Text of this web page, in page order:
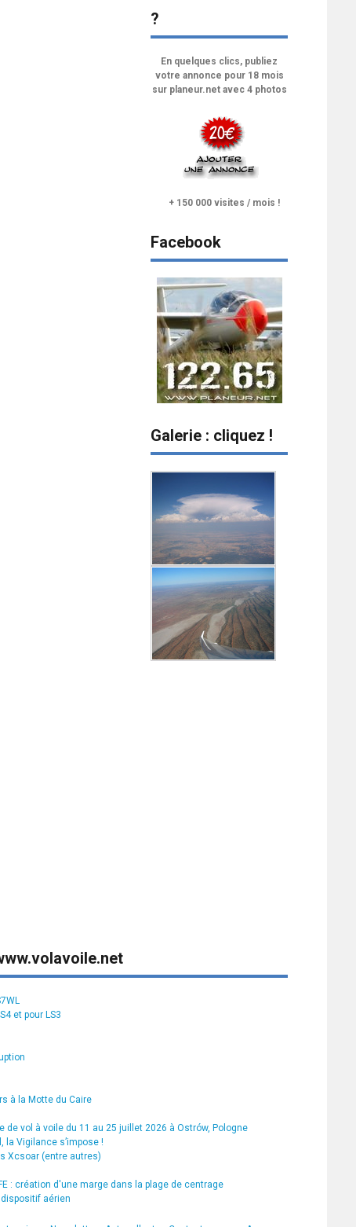
?
En quelques clics, publiez
votre annonce pour 18 mois
sur planeur.net avec 4 photos
+ 150 000 visites / mois !
Facebook
Galerie : cliquez !
et pour LS3
à la Motte du Caire
de vol à voile du 11 au 25 juillet 2026 à Ostrów, Pologne
la Vigilance s’impose !
Xcsoar (entre autres)
: création d'une marge dans la plage de centrage
dispositif aérien